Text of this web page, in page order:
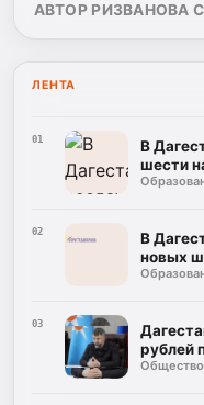
АВТОР РИЗВАНОВА
ЛЕНТА
01
В
шести
02
В
новых
03
рублей
Общество